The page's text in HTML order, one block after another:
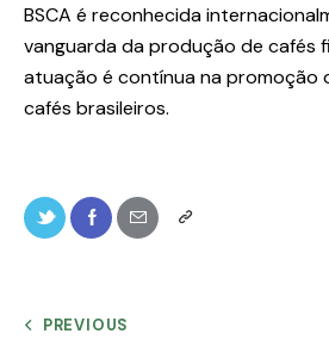
BSCA é reconhecida
vanguarda da produção de cafés
atuação é contínua na promoção
cafés brasileiros.
PREVIOUS